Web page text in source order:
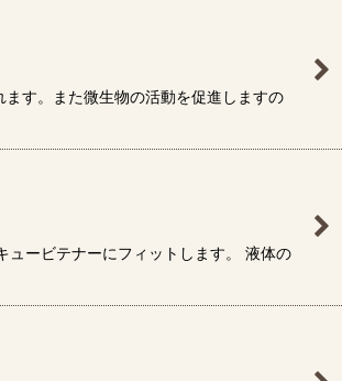
す。また微生物の活動を促進しますの
ービテナーにフィットします。 液体の